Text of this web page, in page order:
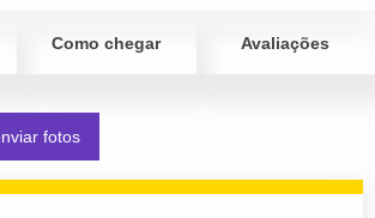
Como chegar Avaliações
fotos